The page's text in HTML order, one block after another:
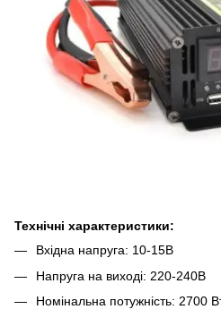
Технічні характеристики:
Вхідна напруга: 10-15В
Напруга на виході: 220-240В
Номінальна потужність: 2700